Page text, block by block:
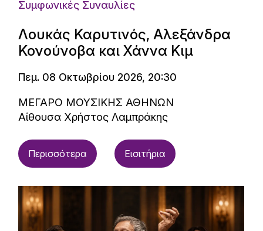
Συμφωνικές Συναυλίες
Λουκάς Καρυτινός, Αλεξάνδρα
Κονούνοβα και Χάννα Κιμ
Πεμ. 08 Οκτωβρίου 2026, 20:30
ΜΕΓΑΡΟ ΜΟΥΣΙΚΗΣ ΑΘΗΝΩΝ
Αίθουσα Χρήστος Λαμπράκης
Περισσότερα Εισιτήρια